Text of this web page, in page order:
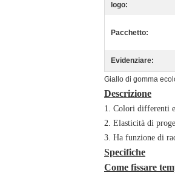
logo:
Pacchetto:
Evidenziare:
Giallo di gomma
Descrizione
1. Colori differenti
2. Elasticità di
3. Ha funzione di
Specifiche
Come fissare